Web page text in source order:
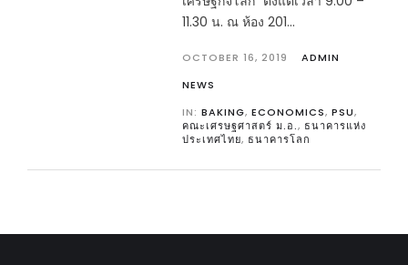
11.30 น. ณ ห้อง 201...
OCTOBER 16, 2019
ADMIN
NEWS
IN: BAKING, ECONOMICS, PSU,
คณะเศรษฐศาสตร์ ม.อ., ธนาคารแห่ง
ประเทศไทย, ธนาคารโลก